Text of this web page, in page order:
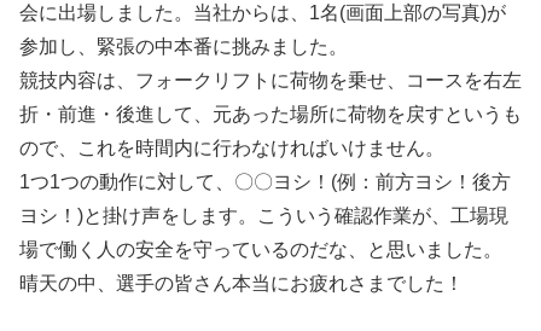
会に出場しました。当社からは、1名(画面上部の写真)が
参加し、緊張の中本番に挑みました。
競技内容は、フォークリフトに荷物を乗せ、コースを右左
折・前進・後進して、元あった場所に荷物を戻すというも
ので、これを時間内に行わなければいけません。
1つ1つの動作に対して、〇〇ヨシ！(例：前方ヨシ！後方
ヨシ！)と掛け声をします。こういう確認作業が、工場現
場で働く人の安全を守っているのだな、と思いました。
晴天の中、選手の皆さん本当にお疲れさまでした！